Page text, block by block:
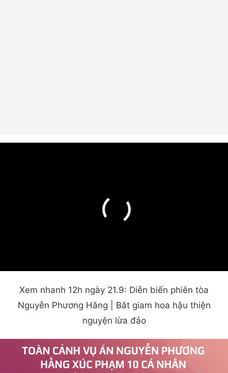
Xem nhanh 12h ngày 21.9: Diễn biến phiên tòa
Nguyễn Phương Hằng | Bắt giam hoa hậu thiện
nguyện lừa đảo